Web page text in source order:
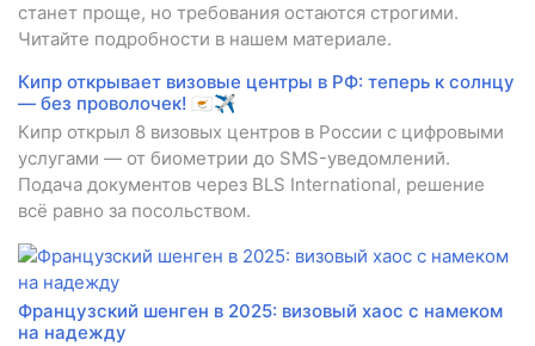
станет проще, но требования остаются строгими.
Читайте подробности в нашем материале.
Кипр открывает визовые центры в РФ: теперь к солнцу
— без проволочек! 🇨🇾✈️
Кипр открыл 8 визовых центров в России с цифровыми
услугами — от биометрии до SMS-уведомлений.
Подача документов через BLS International, решение
всё равно за посольством.
Французский шенген в 2025: визовый хаос с намеком
на надежду